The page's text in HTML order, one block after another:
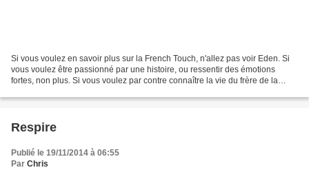
Si vous voulez en savoir plus sur la French Touch, n'allez pas voir Eden. Si
vous voulez être passionné par une histoire, ou ressentir des émotions
fortes, non plus. Si vous voulez par contre connaître la vie du frère de la
Respire
Publié le 19/11/2014 à 06:55
Par Chris